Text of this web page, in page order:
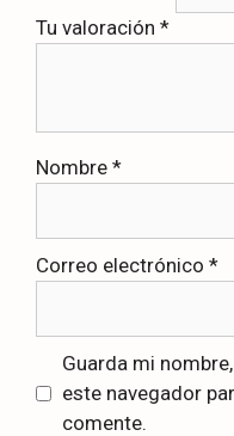
Tu valoración *
Nombre *
Correo electrónico *
Guarda mi
este navegador
comente.